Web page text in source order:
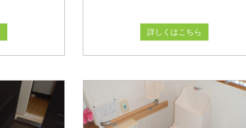
詳しくはこちら